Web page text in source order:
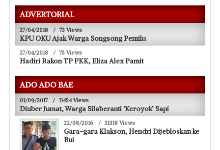
ADVERTORIAL
27/04/2018 / 73 Views
KPU OKU Ajak Warga Songsong Pemilu
27/04/2018 / 75 Views
Hadiri Rakon TP PKK, Eliza Alex Pamit
ADO ADO BAE
01/09/2017 / 11454 Views
Diuber Jumat, Warga Silaberanti ‘Keroyok’ Sapi
22/08/2016 / 31318 Views
Gara-gara Klakson, Hendri Dijebloskan ke
Bui